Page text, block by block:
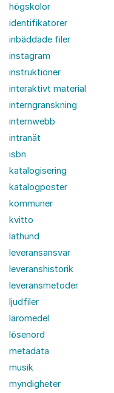
högskolor
identifikatorer
inbäddade filer
instagram
instruktioner
interaktivt material
interngranskning
internwebb
intranät
isbn
katalogisering
katalogposter
kommuner
kvitto
lathund
leveransansvar
leveranshistorik
leveransmetoder
ljudfiler
läromedel
lösenord
metadata
musik
myndigheter